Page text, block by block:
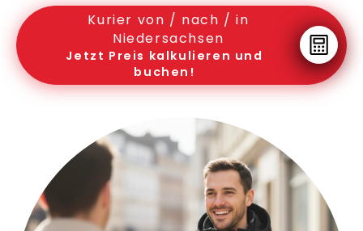
Kurier von / nach / in
Niedersachsen
Jetzt Preis kalkulieren und
buchen!